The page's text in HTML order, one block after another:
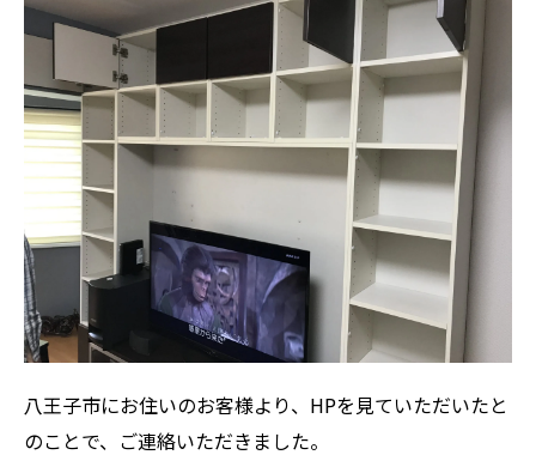
八王子市にお住いのお客様より、HPを見ていただいたと
のことで、ご連絡いただきました。